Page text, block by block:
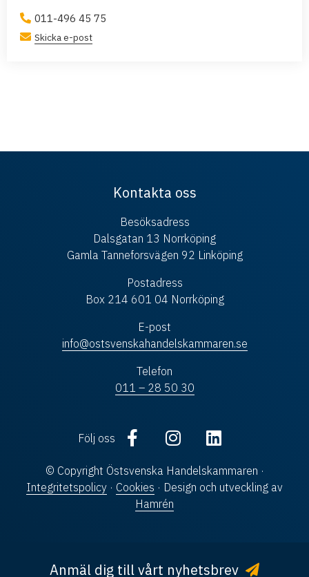
011-496 45 75
Skicka e-post
Kontakta oss
Besöksadress
Dalsgatan 13 Norrköping
Gamla Tanneforsvägen 92 Linköping
Postadress
Box 214 601 04 Norrköping
E-post
info@ostsvenskahandelskammaren.se
Telefon
011 – 28 50 30
Följ oss
© Copyright Östsvenska Handelskammaren ·
Integritetspolicy · Cookies · Design och utveckling av
Hamrén
Anmäl dig till vårt nyhetsbrev